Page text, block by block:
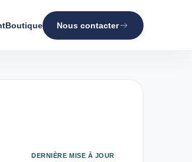
Boutique Nous contacter
DERNIÈRE MISE À JOUR